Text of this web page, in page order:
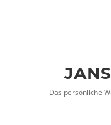
Das persönliche